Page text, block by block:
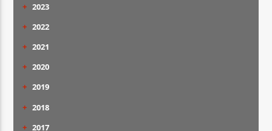
+ 2023
+ 2022
+ 2021
+ 2020
+ 2019
+ 2018
+ 2017